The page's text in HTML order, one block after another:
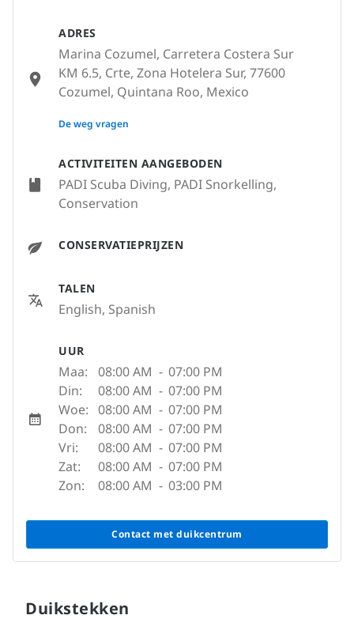
ACTIVITEITEN AANGEBODEN
PADI Scuba Diving, PADI Snorkelling,
Conservation
CONSERVATIEPRIJZEN
TALEN
English, Spanish
UUR
Maa: 08:00 AM - 07:00 PM
Din:
08:00 AM - 07:00 PM
Woe: 08:00 AM - 07:00 PM
Don:
08:00 AM - 07:00 PM
Vri:
08:00 AM - 07:00 PM
Zat:
08:00 AM - 07:00 PM
Zon:
08:00 AM - 03:00 PM
Contact met duikcentrum
ADRES
Marina Cozumel, Carretera Costera Sur
KM 6.5, Crte, Zona Hotelera Sur, 77600
Cozumel, Quintana Roo, Mexico
None
De weg vragen
Duikstekken